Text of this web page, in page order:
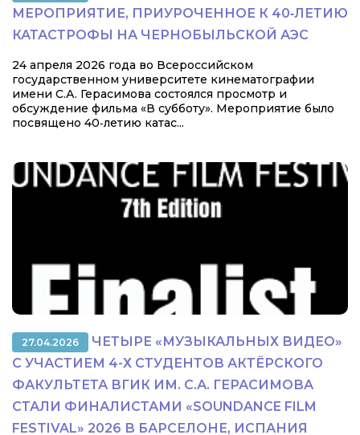
МЕРОПРИЯТИЕ, ПРИУРОЧЕННОЕ К 40‑ЛЕТИЮ
КАТАСТРОФЫ НА ЧЕРНОБЫЛЬСКОЙ АЭС
24 апреля 2026 года во Всероссийском
государственном университете кинематографии
имени С.А. Герасимова состоялся просмотр и
обсуждение фильма «В субботу». Мероприятие было
посвящено 40‑летию катас...
27.04.2026
ЧЕТЫРЕ «МУЗЫКАЛЬНЫХ ВИДЕО»
С УЧАСТИЕМ 4-Х СТУДЕНТОВ АКТЁРСКОГО
ФАКУЛЬТЕТА ВГИК ИМ. С.А. ГЕРАСИМОВА
СТАЛИ ФИНАЛИСТАМИ «SOUNDANCE FILM
FESTIVAL» 2026 В БАРСЕЛОНЕ, ИСПАНИЯ